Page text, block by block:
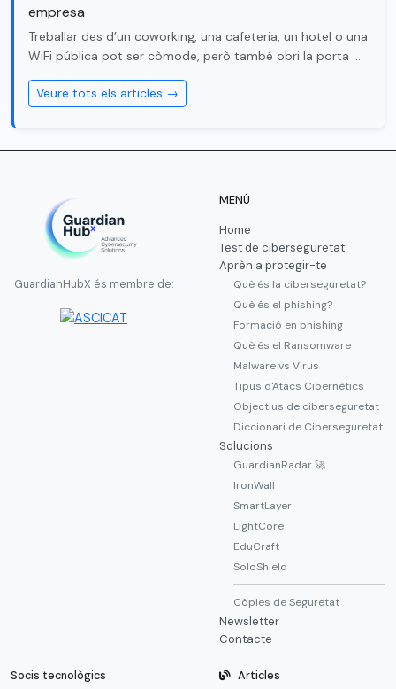
empresa
Treballar des d’un coworking, una cafeteria, un hotel o una
WiFi pública pot ser còmode, però també obri la porta …
Veure tots els articles →
GuardianHubX és membre de:
MENÚ
Home
Test de ciberseguretat
Aprèn a protegir-te
Què és la ciberseguretat?
Què és el phishing?
Formació en phishing
Què és el Ransomware
Malware vs Virus
Tipus d'Atacs Cibernètics
Objectius de ciberseguretat
Diccionari de Ciberseguretat
Solucions
GuardianRadar 🚀
IronWall
SmartLayer
LightCore
EduCraft
SoloShield
Còpies de Seguretat
Newsletter
Contacte
Socis tecnològics Articles